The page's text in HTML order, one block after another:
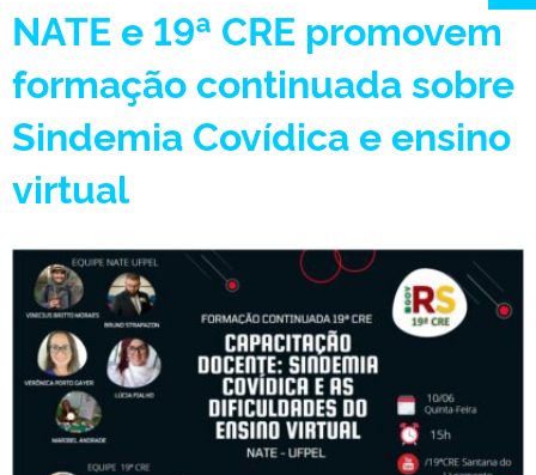
NATE e 19ª CRE promovem
formação continuada sobre
Sindemia Covídica e ensino
virtual